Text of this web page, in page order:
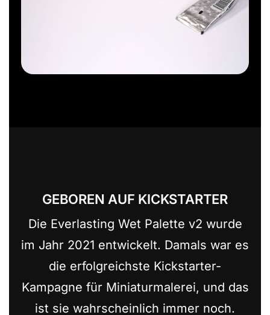
GEBOREN AUF KICKSTARTER
Die Everlasting Wet Palette v2 wurde
im Jahr 2021 entwickelt. Damals war es
die erfolgreichste Kickstarter-
Kampagne für Miniaturmalerei, und das
ist sie wahrscheinlich immer noch.